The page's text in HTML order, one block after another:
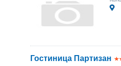
Гостиница Партизан